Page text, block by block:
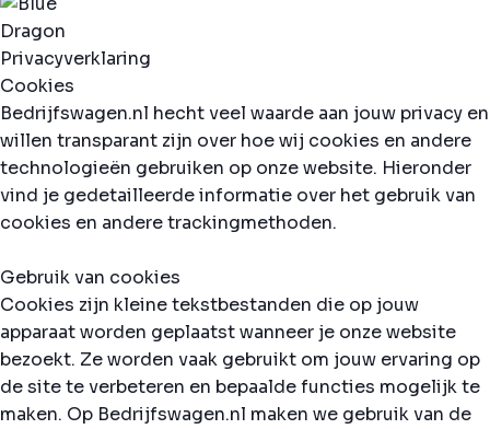
Privacyverklaring
Cookies
Bedrijfswagen.nl hecht veel waarde aan jouw privacy en
willen transparant zijn over hoe wij cookies en andere
technologieën gebruiken op onze website. Hieronder
vind je gedetailleerde informatie over het gebruik van
cookies en andere trackingmethoden.
Gebruik van cookies
Cookies zijn kleine tekstbestanden die op jouw
apparaat worden geplaatst wanneer je onze website
bezoekt. Ze worden vaak gebruikt om jouw ervaring op
de site te verbeteren en bepaalde functies mogelijk te
maken. Op Bedrijfswagen.nl maken we gebruik van de